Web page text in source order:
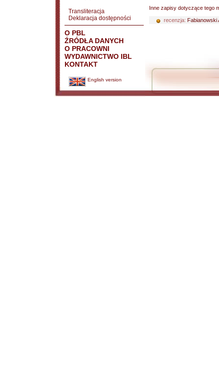
Transliteracja
Deklaracja dostępności
O PBL
ŹRÓDŁA DANYCH
O PRACOWNI
WYDAWNICTWO IBL
KONTAKT
English version
Inne zapisy dotyczące tego
recenzja: Fabianowski